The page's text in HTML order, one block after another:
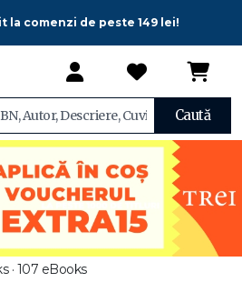
la comenzi de peste 149 lei!
Caută
· 107 eBooks